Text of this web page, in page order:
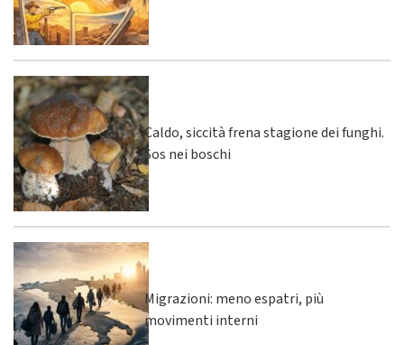
Caldo, siccità frena stagione dei funghi.
Sos nei boschi
Migrazioni: meno espatri, più
movimenti interni